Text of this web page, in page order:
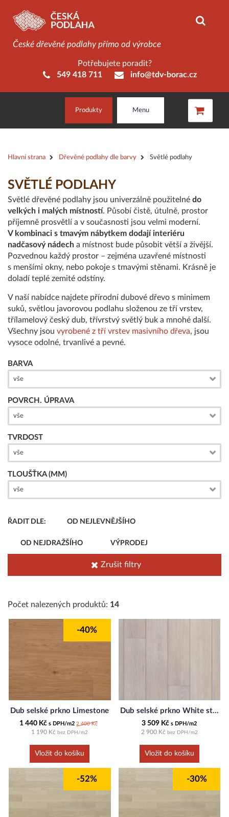
České dřevěné podlahy přímo od výrobce
Potřebujete poradit?
549 418 711
info@tdv-borac.cz
Produkty Menu
Hlavní strana Dřevěné podlahy dle barvy Světlé podlahy
SVĚTLÉ PODLAHY
Světlé dřevěné podlahy jsou univerzálně použitelné do
velkých i malých místností. Působí čistě, útulně, prostor
příjemně prosvětlí a v současnosti jsou velmi moderní.
V kombinaci s tmavým nábytkem dodají interiéru
nadčasový nádech a místnost bude působit větší a živější.
Pozvednou každý prostor – zejména uzavřené místnosti
s menšími okny, nebo pokoje s tmavými stěnami. Krásně je
doladí teplé zemité odstíny.
V naší nabídce najdete přírodní dubové dřevo s minimem
suků, světlou javorovou podlahu složenou ze tří vrstev,
třílamelový český dub, třívrstvý světlý buk a mnohé další.
Všechny jsou vyrobené z tří vrstev masivního dřeva, jsou
vysoce odolné, trvanlivé a pevné.
BARVA
vše
POVRCH. ÚPRAVA
vše
TVRDOST
vše
TLOUŠŤKA (MM)
vše
ŘADIT DLE: OD NEJLEVNĚJŠÍHO
OD NEJDRAŽŠÍHO VÝPRODEJ
Zrušit filtry
Počet nalezených produktů: 14
-40%
Dub selské prkno Limestone
1 440 Kč s DPH/m2 2 400 Kč
1 190 Kčbez DPH/m2
Dub selské prkno White stone
3 509 Kčs DPH/m2
2 900 Kč bez DPH/m2
-52% -30%